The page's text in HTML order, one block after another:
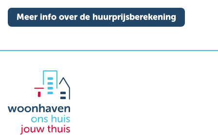
Meer info over de huurprijsberekening